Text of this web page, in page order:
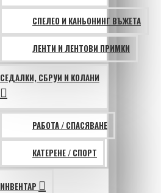
СПЕЛЕО И КАНЬОНИНГ ВЪЖЕТА
ЛЕНТИ И ЛЕНТОВИ ПРИМКИ
СЕДАЛКИ, СБРУИ И КОЛАНИ
РАБОТА / СПАСЯВАНЕ
КАТЕРЕНЕ / СПОРТ
ИНВЕНТАР